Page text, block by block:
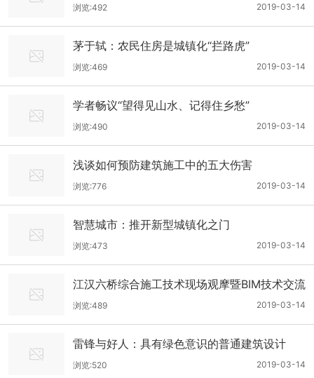
2019-03-14
浏览:492
茅于轼：农民住房是城镇化“拦路虎”
2019-03-14
浏览:469
学者畅议“望得见山水、记得住乡愁”
2019-03-14
浏览:490
浅谈如何预防建筑施工中的五大伤害
2019-03-14
浏览:776
智慧城市：推开新型城镇化之门
2019-03-14
浏览:473
江汉六桥综合施工技术现场观摩暨BIM技术交流
会资料
2019-03-14
浏览:489
雷锋与好人：具有绿色意识的普通建筑设计
——华中科技大学建筑规划学院——李保峰
2019-03-14
浏览:520